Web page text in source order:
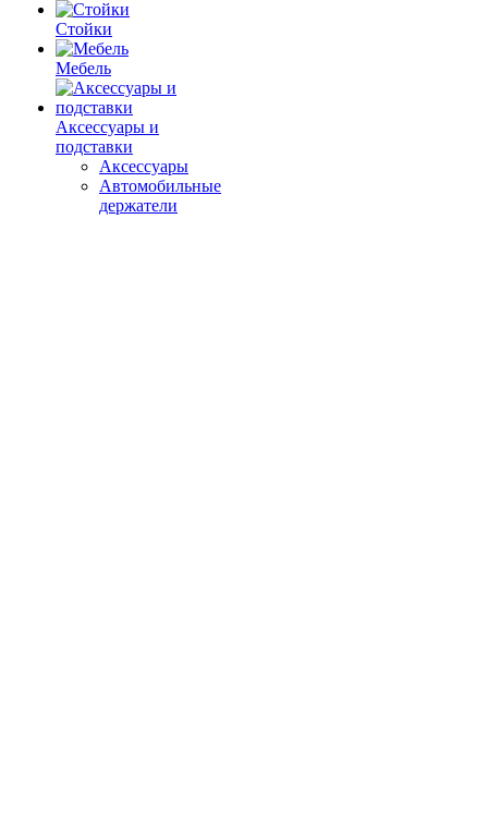
Стойки
Мебель
Аксессуары и
подставки
Аксессуары
Автомобильные
держатели